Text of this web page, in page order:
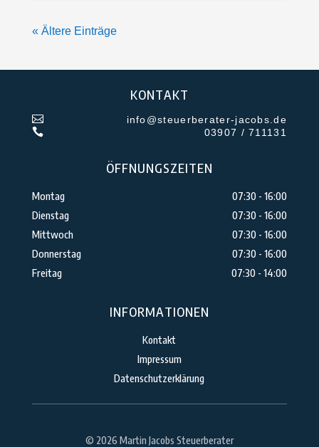
« Ältere Einträge
KONTAKT

info@steuerberater-jacobs.de

03907 / 711131
ÖFFNUNGSZEITEN
Montag
07:30 - 16:00
Dienstag
07:30 - 16:00
Mittwoch
07:30 - 16:00
Donnerstag
07:30 - 16:00
Freitag
07:30 - 14:00
INFORMATIONEN
Kontakt
Impressum
Datenschutzerklärung
© 2026 Martin Jacobs Steuerberater